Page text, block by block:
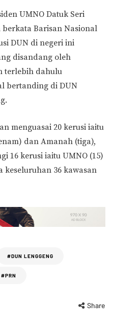
UMNO Datuk Seri
Barisan Nasional
DUN di negeri ini
disandang oleh
terlebih dahulu
bertanding di DUN
menguasai 20 kerusi iaitu
dan Amanah (tiga),
16 kerusi iaitu UMNO (15)
keseluruhan 36 kawasan
#DUN LENGGENG
#PRN
Share